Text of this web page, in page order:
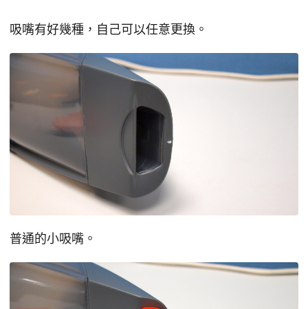
吸嘴有好幾種，自己可以任意更換。
普通的小吸嘴。